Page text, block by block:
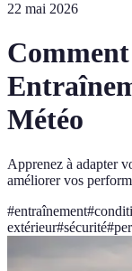
22 mai 2026
Météo
Apprenez à adapter
améliorer vos
#entraînement#
extérieur#sécurité#